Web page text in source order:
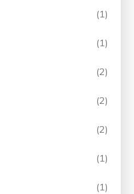
(1)
(1)
(2)
(2)
(2)
(1)
(1)